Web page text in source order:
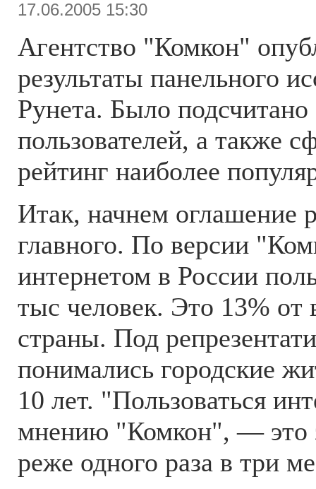
17.06.2005 15:30
Агентство "Комкон"
результаты панельного
Рунета. Было
пользователей, а также
рейтинг наиболее
Итак, начнем оглашение
главного. По версии
интернетом в России
тыс человек. Это 13% от
страны. Под
понимались городские
10 лет. "Пользоваться
мнению "Комкон", — это
реже одного раза в три